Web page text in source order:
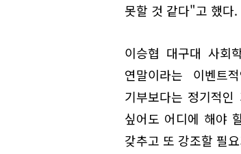
못할 것 같다"고 했다.
이승협 대구대 사회
연말이라는 이벤트
기부보다는 정기적
싶어도 어디에 해야
갖추고 또 강조할 필